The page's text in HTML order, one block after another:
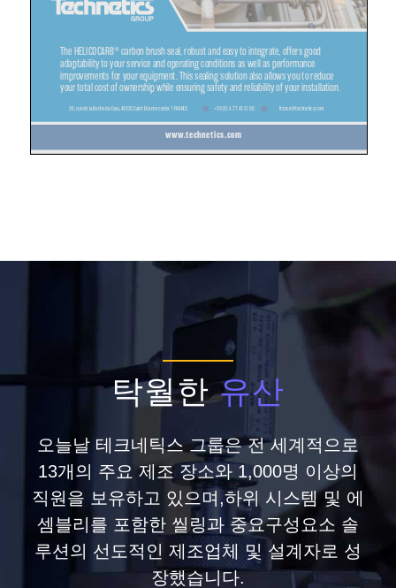
탁월한유산
오늘날 테크네틱스 그룹은 전 세계적으로
13개의 주요 제조 장소와 1,000명 이상의
직원을 보유하고 있으며,하위 시스템 및 에
셈블리를 포함한 씰링과 중요구성요소 솔
루션의 선도적인 제조업체 및 설계자로 성
장했습니다.